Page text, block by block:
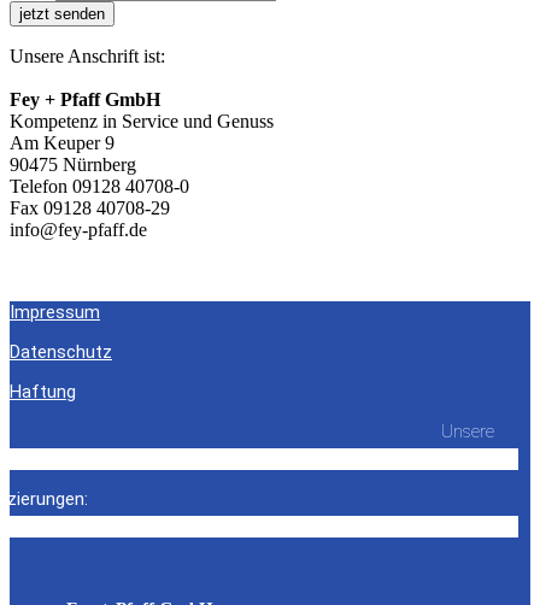
jetzt senden
Unsere Anschrift ist:
Fey + Pfaff GmbH
Kompetenz in Service und Genuss
Am Keuper 9
90475 Nürnberg
Telefon 09128 40708-0
Fax 09128 40708-29
info@fey-pfaff.de
Impressum
Datenschutz
Haftung
Unsere